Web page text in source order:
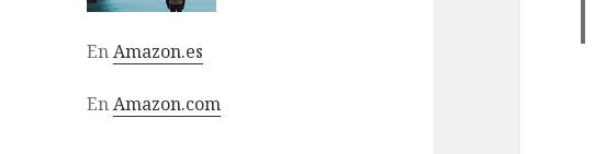
EnAmazon.es
EnAmazon.com